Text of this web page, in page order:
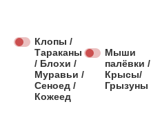
Клопы /
Тараканы
/ Блохи /
Муравьи /
Сеноед /
Кожеед
Мыши
палёвки /
Крысы/
Грызуны